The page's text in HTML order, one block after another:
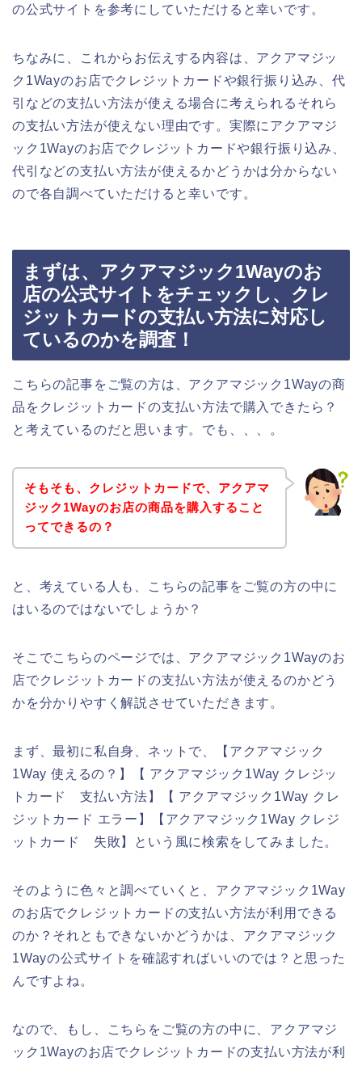
の公式サイトを参考にしていただけると幸いです。
ちなみに、これからお伝えする内容は、アクアマジッ
ク1Wayのお店でクレジットカードや銀行振り込み、代
引などの支払い方法が使える場合に考えられるそれら
の支払い方法が使えない理由です。実際にアクアマジ
ック1Wayのお店でクレジットカードや銀行振り込み、
代引などの支払い方法が使えるかどうかは分からない
ので各自調べていただけると幸いです。
まずは、アクアマジック1Wayのお
店の公式サイトをチェックし、クレ
ジットカードの支払い方法に対応し
ているのかを調査！
こちらの記事をご覧の方は、アクアマジック1Wayの商
品をクレジットカードの支払い方法で購入できたら？
と考えているのだと思います。でも、、、。
そもそも、クレジットカードで、アクアマ
ジック1Wayのお店の商品を購入すること
ってできるの？
と、考えている人も、こちらの記事をご覧の方の中に
はいるのではないでしょうか？
そこでこちらのページでは、アクアマジック1Wayのお
店でクレジットカードの支払い方法が使えるのかどう
かを分かりやすく解説させていただきます。
まず、最初に私自身、ネットで、【アクアマジック
1Way 使えるの？】【 アクアマジック1Way クレジッ
トカード 支払い方法】【 アクアマジック1Way クレ
ジットカード エラー】【アクアマジック1Way クレジ
ットカード 失敗】という風に検索をしてみました。
そのように色々と調べていくと、アクアマジック1Way
のお店でクレジットカードの支払い方法が利用できる
のか？それともできないかどうかは、アクアマジック
1Wayの公式サイトを確認すればいいのでは？と思った
んですよね。
なので、もし、こちらをご覧の方の中に、アクアマジ
ック1Wayのお店でクレジットカードの支払い方法が利